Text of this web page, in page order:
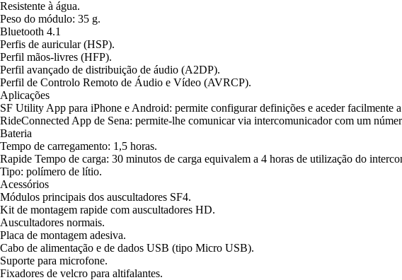
Resistente à água.
Peso do módulo: 35 g.
Bluetooth 4.1
Perfis de auricular (HSP).
Perfil mãos-livres (HFP).
Perfil avançado de distribuição de áudio (A2DP).
Perfil de Controlo Remoto de Áudio e Vídeo (AVRCP).
Aplicações
SF Utility App para iPhone e Android: permite configurar definições e aceder facilmente
RideConnected App de Sena: permite-lhe comunicar via intercomunicador com um
Bateria
Tempo de carregamento: 1,5 horas.
Rapide Tempo de carga: 30 minutos de carga equivalem a 4 horas de utilização do
Tipo: polímero de lítio.
Acessórios
Módulos principais dos auscultadores SF4.
Kit de montagem rapide com auscultadores HD.
Auscultadores normais.
Placa de montagem adesiva.
Cabo de alimentação e de dados USB (tipo Micro USB).
Suporte para microfone.
Fixadores de velcro para altifalantes.